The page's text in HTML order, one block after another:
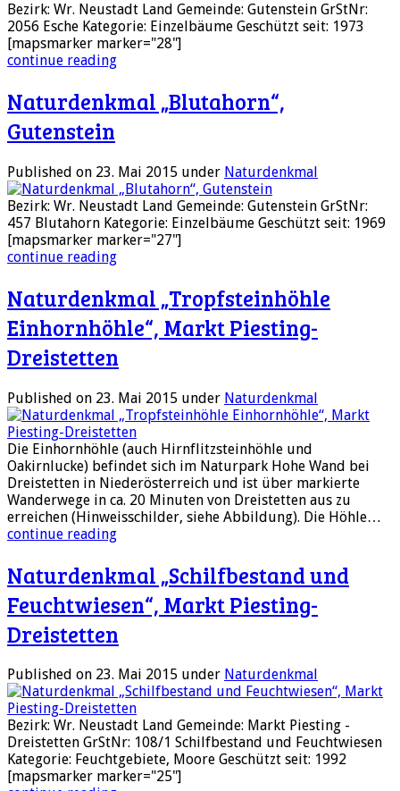
Bezirk: Wr. Neustadt Land Gemeinde: Gutenstein GrStNr:
2056 Esche Kategorie: Einzelbäume Geschützt seit: 1973
[mapsmarker marker="28"]
continue reading
Naturdenkmal „Blutahorn“,
Gutenstein
Published on 23. Mai 2015 under Naturdenkmal
Bezirk: Wr. Neustadt Land Gemeinde: Gutenstein GrStNr:
457 Blutahorn Kategorie: Einzelbäume Geschützt seit: 1969
[mapsmarker marker="27"]
continue reading
Naturdenkmal „Tropfsteinhöhle
Einhornhöhle“, Markt Piesting-
Dreistetten
Published on 23. Mai 2015 under Naturdenkmal
Die Einhornhöhle (auch Hirnflitzsteinhöhle und
Oakirnlucke) befindet sich im Naturpark Hohe Wand bei
Dreistetten in Niederösterreich und ist über markierte
Wanderwege in ca. 20 Minuten von Dreistetten aus zu
erreichen (Hinweisschilder, siehe Abbildung). Die Höhle…
continue reading
Naturdenkmal „Schilfbestand und
Feuchtwiesen“, Markt Piesting-
Dreistetten
Published on 23. Mai 2015 under Naturdenkmal
Bezirk: Wr. Neustadt Land Gemeinde: Markt Piesting -
Dreistetten GrStNr: 108/1 Schilfbestand und Feuchtwiesen
Kategorie: Feuchtgebiete, Moore Geschützt seit: 1992
[mapsmarker marker="25"]